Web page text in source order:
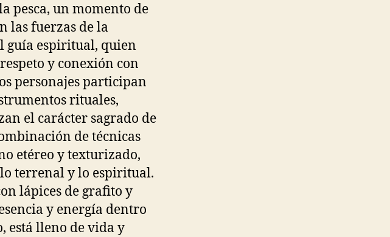
pesca, un momento de
las fuerzas de la
guía espiritual, quien
y conexión con
personajes participan
rituales,
el carácter sagrado de
de técnicas
etéreo y texturizado,
terrenal y lo espiritual.
lápices de grafito y
y energía dentro
está lleno de vida y